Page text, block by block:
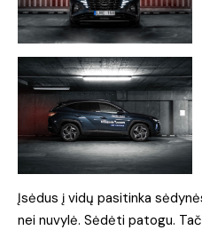
Įsėdus į vidų pasitinka
nei nuvylė. Sėdėti patogu.